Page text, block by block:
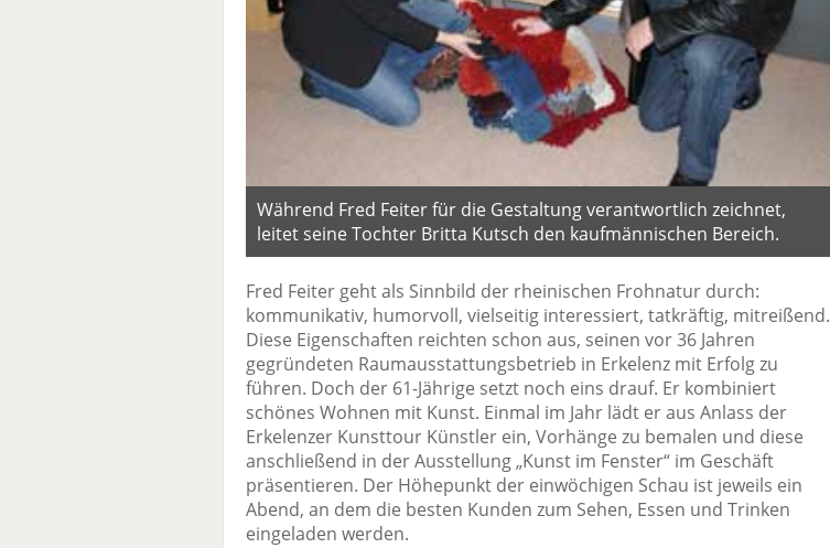
Während Fred Feiter für die Gestaltung verantwortlich zeichnet,
leitet seine Tochter Britta Kutsch den kaufmännischen Bereich.
Fred Feiter geht als Sinnbild der rheinischen Frohnatur durch:
kommunikativ, humorvoll, vielseitig interessiert, tatkräftig, mitreißend.
Diese Eigenschaften reichten schon aus, seinen vor 36 Jahren
gegründeten Raumausstattungsbetrieb in Erkelenz mit Erfolg zu
führen. Doch der 61-Jährige setzt noch eins drauf. Er kombiniert
schönes Wohnen mit Kunst. Einmal im Jahr lädt er aus Anlass der
Erkelenzer Kunsttour Künstler ein, Vorhänge zu bemalen und diese
anschließend in der Ausstellung „Kunst im Fenster“ im Geschäft
präsentieren. Der Höhepunkt der einwöchigen Schau ist jeweils ein
Abend, an dem die besten Kunden zum Sehen, Essen und Trinken
eingeladen werden.